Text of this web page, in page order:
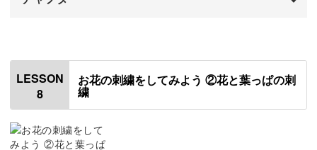
はじめに
使用材料・道具
生地に下絵を写して刺繍枠にセットする
LESSON
8
お花の刺繍をしてみよう ②花と葉っぱの刺
繍